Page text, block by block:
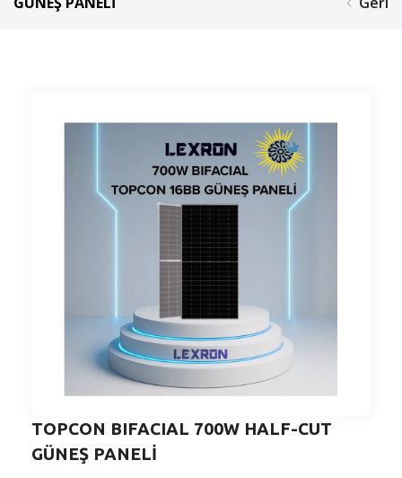
TOPCON BIFACIAL 700W HALF-CUT
GÜNEŞ PANELİ